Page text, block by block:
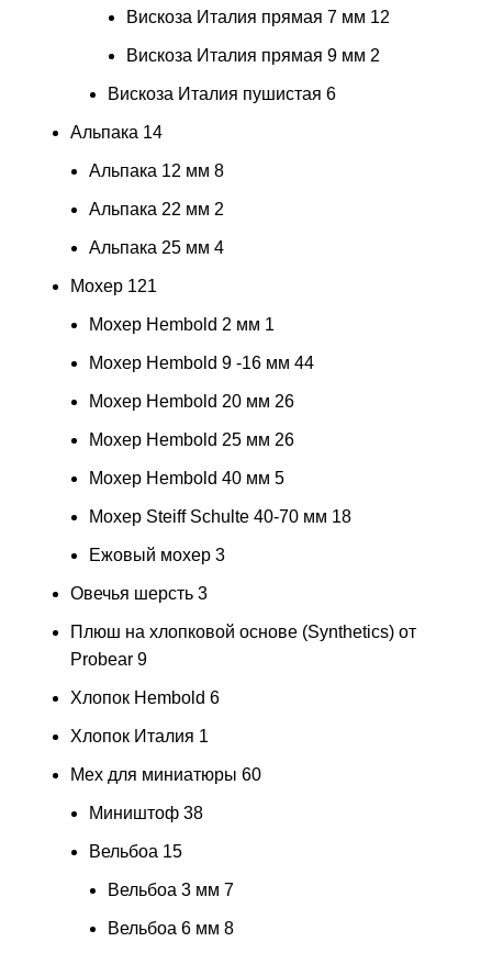
Вискоза Италия прямая 7 мм 12
Вискоза Италия прямая 9 мм 2
Вискоза Италия пушистая 6
Альпака 14
Альпака 12 мм 8
Альпака 22 мм 2
Альпака 25 мм 4
Мохер 121
Мохер Hembold 2 мм 1
Мохер Hembold 9 -16 мм 44
Мохер Hembold 20 мм 26
Мохер Hembold 25 мм 26
Мохер Hembold 40 мм 5
Мохер Steiff Schulte 40-70 мм 18
Ежовый мохер 3
Овечья шерсть 3
Плюш на хлопковой основе (Synthetics) от
Probear 9
Хлопок Hembold 6
Хлопок Италия 1
Мех для миниатюры 60
Миништоф 38
Вельбоа 15
Вельбоа 3 мм 7
Вельбоа 6 мм 8